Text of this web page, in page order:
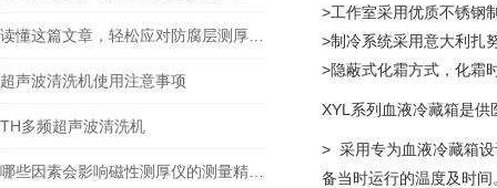
超声波清洗机使用注意事项
TH多频超声波清洗机
>工作室采用优质不锈钢
>制冷系统采用意大利扎
>隐蔽式化霜方式，化霜
XYL系列血液冷藏箱是
> 采用专为血液冷藏箱
备当时运行的温度及时间